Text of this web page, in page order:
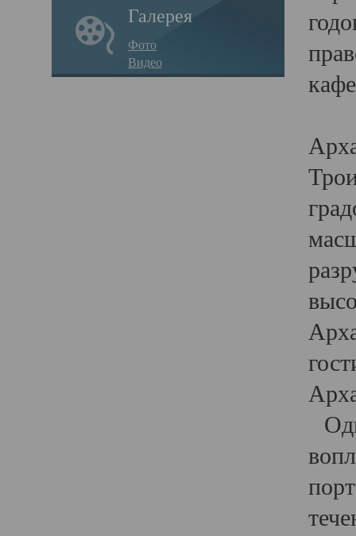
Галерея
Фото
Видео